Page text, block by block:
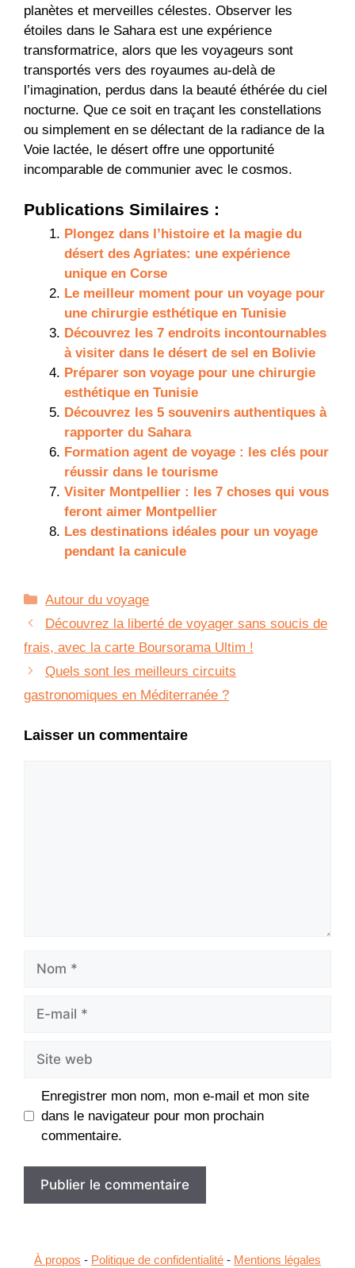
planètes et merveilles célestes. Observer les
étoiles dans le Sahara est une expérience
transformatrice, alors que les voyageurs sont
transportés vers des royaumes au-delà de
l’imagination, perdus dans la beauté éthérée du ciel
nocturne. Que ce soit en traçant les constellations
ou simplement en se délectant de la radiance de la
Voie lactée, le désert offre une opportunité
incomparable de communier avec le cosmos.
Publications Similaires :
Plongez dans l’histoire et la magie du
désert des Agriates: une expérience
unique en Corse
Le meilleur moment pour un voyage pour
une chirurgie esthétique en Tunisie
Découvrez les 7 endroits incontournables
à visiter dans le désert de sel en Bolivie
Préparer son voyage pour une chirurgie
esthétique en Tunisie
Découvrez les 5 souvenirs authentiques à
rapporter du Sahara
Formation agent de voyage : les clés pour
réussir dans le tourisme
Visiter Montpellier : les 7 choses qui vous
feront aimer Montpellier
Les destinations idéales pour un voyage
pendant la canicule
Catégories
Autour du voyage
Découvrez la liberté de voyager sans soucis de
frais, avec la carte Boursorama Ultim !
Quels sont les meilleurs circuits
gastronomiques en Méditerranée ?
Laisser un commentaire
Nom
Site
Enregistrer mon nom, mon e-mail et mon site
dans le navigateur pour mon prochain
commentaire.
À propos - Politique de confidentialité - Mentions légales